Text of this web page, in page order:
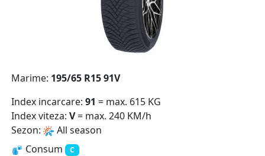
B2B - COLABORARE COMPANII
CONTACT
Marime: 195/65 R15 91V
Index incarcare: 91 = max. 615 KG
Index viteza: V= max. 240 KM/h
Sezon:
All season
Consum
C